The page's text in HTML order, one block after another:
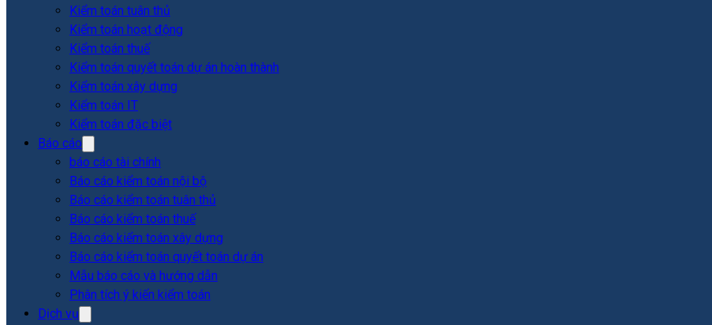
Kiểm toán tuân thủ
Kiểm toán hoạt động
Kiểm toán thuế
Kiểm toán quyết toán dự án hoàn thành
Kiểm toán xây dựng
Kiểm toán IT
Kiểm toán đặc biệt
Báo cáo
báo cáo tài chính
Báo cáo kiểm toán nội bộ
Báo cáo kiểm toán tuân thủ
Báo cáo kiểm toán thuế
Báo cáo kiểm toán xây dựng
Báo cáo kiểm toán quyết toán dự án
Mẫu báo cáo và hướng dẫn
Phân tích ý kiến kiểm toán
Dịch vụ